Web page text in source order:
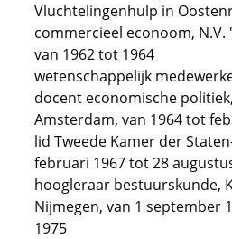
Vluchtelingenhulp in
commercieel econoom,
van 1962 tot 1964
wetenschappelijk
docent economische
Amsterdam, van 1964 tot
lid Tweede Kamer der
februari 1967 tot 28
hoogleraar bestuurskunde,
Nijmegen, van 1 september
1975